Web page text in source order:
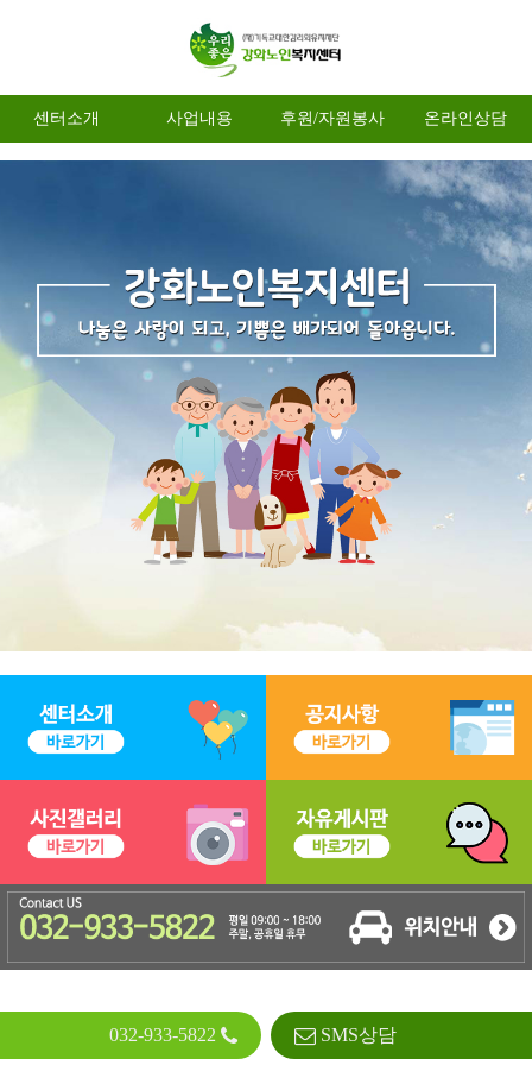
센터소개 사업내용 후원/자원봉사 온라인상담
032-933-5822 SMS상담